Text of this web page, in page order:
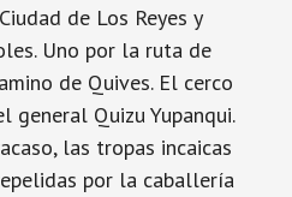
de Los Reyes y
Uno por la ruta de
de Quives. El cerco
Quizu Yupanqui.
las tropas incaicas
por la caballería